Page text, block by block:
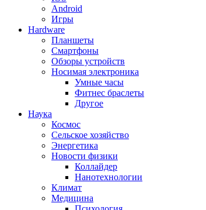
Android
Игры
Hardware
Планшеты
Смартфоны
Обзоры устройств
Носимая электроника
Умные часы
Фитнес браслеты
Другое
Наука
Космос
Сельское хозяйство
Энергетика
Новости физики
Коллайдер
Нанотехнологии
Климат
Медицина